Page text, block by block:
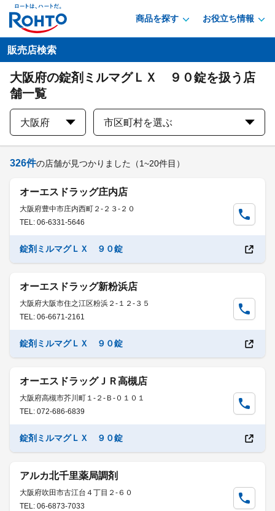
商品を探す お役立ち情報
販売店検索
大阪府の錠剤ミルマグＬＸ ９０錠を扱う店
舗一覧
大阪府 市区町村を選ぶ
326件の店舗が見つかりました （1~20件目）
オーエスドラッグ庄内店
大阪府豊中市庄内西町２-２３-２０
TEL: 06-6331-5646
錠剤ミルマグＬＸ ９０錠
オーエスドラッグ新粉浜店
大阪府大阪市住之江区粉浜２-１２-３５
TEL: 06-6671-2161
錠剤ミルマグＬＸ ９０錠
オーエスドラッグＪＲ高槻店
大阪府高槻市芥川町１-２-Ｂ-０１０１
TEL: 072-686-6839
錠剤ミルマグＬＸ ９０錠
アルカ北千里薬局調剤
大阪府吹田市古江台４丁目２-６０
TEL: 06-6873-7033